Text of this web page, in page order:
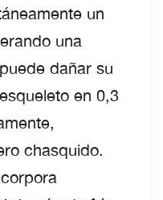
un
una
dañar su
en 0,3
chasquido.